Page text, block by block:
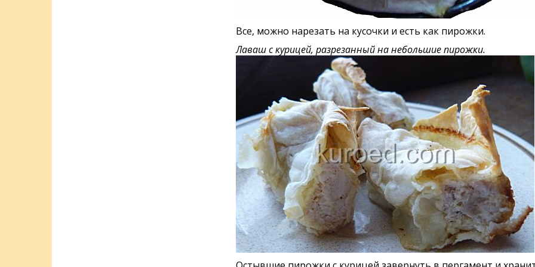
Все, можно нарезать на кусочки и есть как пирожки.
Лаваш с курицей, разрезанный на небольшие пирожки.